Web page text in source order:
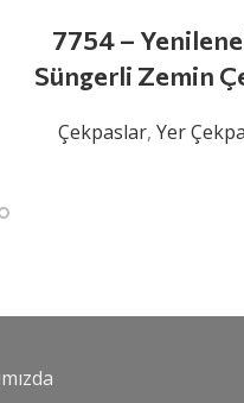
7754 –
Süngerli Zemin
Çekpaslar, Yer